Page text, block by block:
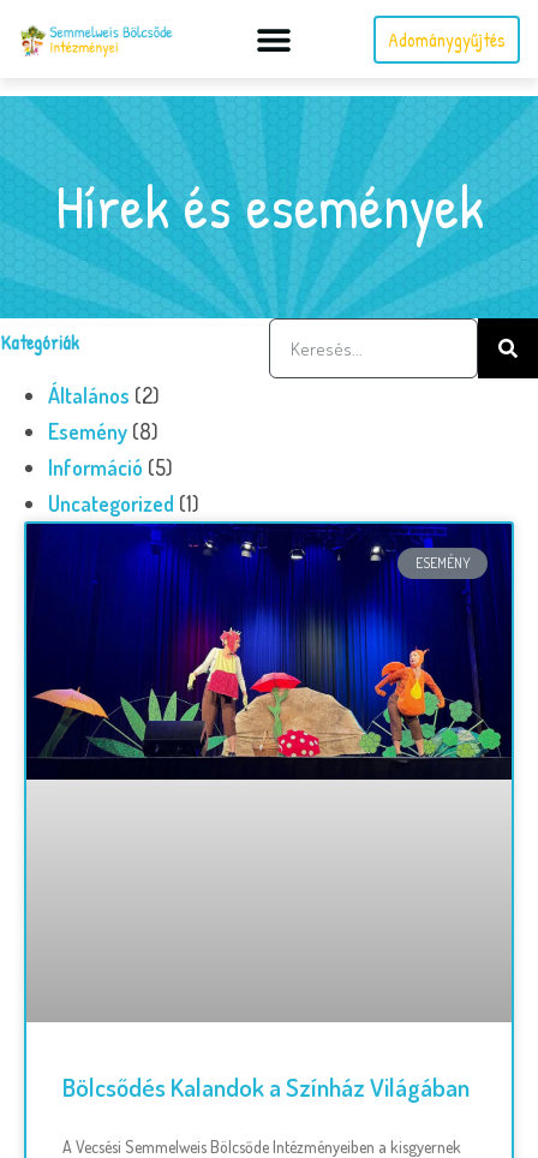
Adománygyűjtés
Hírek és események
Kategóriák
Általános (2)
Esemény (8)
Információ (5)
Uncategorized (1)
ESEMÉNY
Bölcsődés Kalandok a Színház Világában
A Vecsési Semmelweis Bölcsőde Intézményeiben a kisgyernek